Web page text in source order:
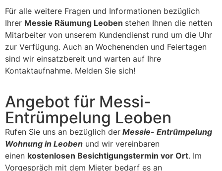
Für alle weitere Fragen und Informationen bezüglich
Ihrer Messie Räumung Leoben stehen Ihnen die netten
Mitarbeiter von unserem Kundendienst rund um die Uhr
zur Verfügung. Auch an Wochenenden und Feiertagen
sind wir einsatzbereit und warten auf Ihre
Kontaktaufnahme. Melden Sie sich!
Angebot für Messi-
Entrümpelung Leoben
Rufen Sie uns an bezüglich der Messie- Entrümpelung
Wohnung in Leoben und wir vereinbaren
einen kostenlosen Besichtigungstermin vor Ort. Im
Vorgespräch mit dem Mieter bedarf es an